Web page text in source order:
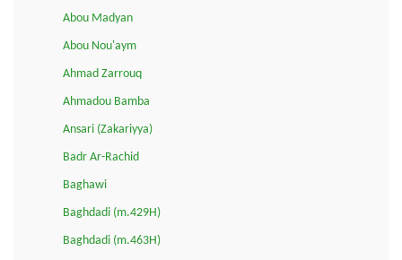
Abou Madyan
Abou Nou'aym
Ahmad Zarrouq
Ahmadou Bamba
Ansari (Zakariyya)
Badr Ar-Rachid
Baghawi
Baghdadi (m.429H)
Baghdadi (m.463H)